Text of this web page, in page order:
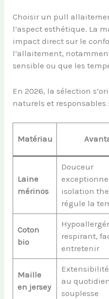
Choisir un pull
l’aspect esthétique. La
impact direct sur le
l’allaitement,
sensible ou que les
En 2026, la sélection
naturels et responsables :
Matériau
Laine
mérinos
Douceur
isolation
régule la
Coton
bio
respirant,
entretenir
Maille
en jersey
au
souplesse